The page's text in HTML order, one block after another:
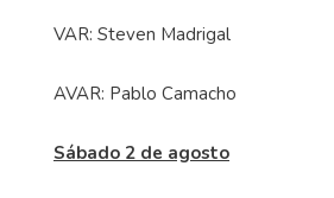
VAR: Steven Madrigal
AVAR: Pablo Camacho
Sábado 2 de agosto